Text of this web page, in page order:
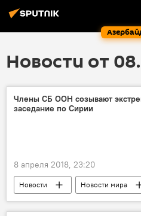
Новости от
Члены СБ ООН созывают
заседание по Сирии
8 апреля 2018, 23:20
Новости Новости мира
Экстренное заседание